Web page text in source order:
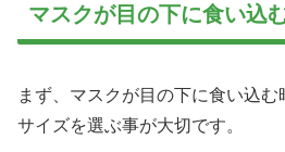
マスクが目の下に食い込
まず、マスクが目の下に食い込
サイズを選ぶ事が大切です。